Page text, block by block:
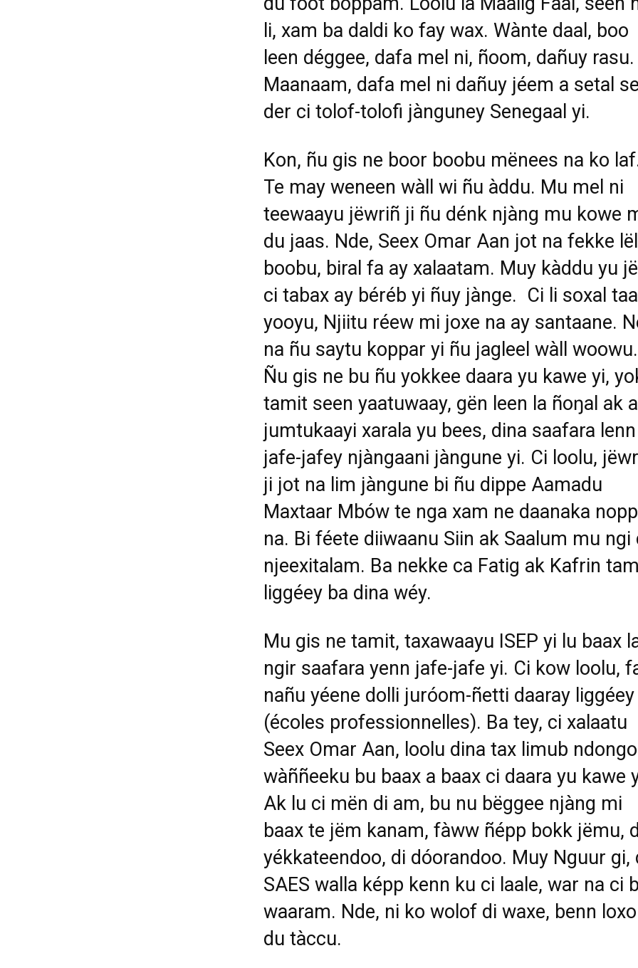
li, xam ba daldi ko fay wax. Wànte daal, boo
leen déggee, dafa mel ni, ñoom, dañuy rasu.
Maanaam, dafa mel ni dañuy jéem a setal
der ci tolof-tolofi jànguney Senegaal yi.
Kon, ñu gis ne boor boobu mënees na ko
Te may weneen wàll wi ñu àddu. Mu mel ni
teewaayu jëwriñ ji ñu dénk njàng mu kowe
du jaas. Nde, Seex Omar Aan jot na fekke lël
boobu, biral fa ay xalaatam. Muy kàddu yu
ci tabax ay béréb yi ñuy jànge. Ci li soxal
yooyu, Njiitu réew mi joxe na ay santaane.
na ñu saytu koppar yi ñu jagleel wàll woowu.
Ñu gis ne bu ñu yokkee daara yu kawe yi,
tamit seen yaatuwaay, gën leen la ñoŋal ak
jumtukaayi xarala yu bees, dina saafara
jafe-jafey njàngaani jàngune yi. Ci loolu,
ji jot na lim jàngune bi ñu dippe Aamadu
Maxtaar Mbów te nga xam ne daanaka
na. Bi féete diiwaanu Siin ak Saalum mu ngi
njeexitalam. Ba nekke ca Fatig ak Kafrin
liggéey ba dina wéy.
Mu gis ne tamit, taxawaayu ISEP yi lu baax
ngir saafara yenn jafe-jafe yi. Ci kow loolu,
nañu yéene dolli juróom-ñetti daaray liggéey
(écoles professionnelles). Ba tey, ci xalaatu
Seex Omar Aan, loolu dina tax limub
wàññeeku bu baax a baax ci daara yu kawe
Ak lu ci mën di am, bu nu bëggee njàng mi
baax te jëm kanam, fàww ñépp bokk jëmu,
yékkateendoo, di dóorandoo. Muy Nguur gi,
SAES walla képp kenn ku ci laale, war na ci
waaram. Nde, ni ko wolof di waxe, benn loxo
du tàccu.